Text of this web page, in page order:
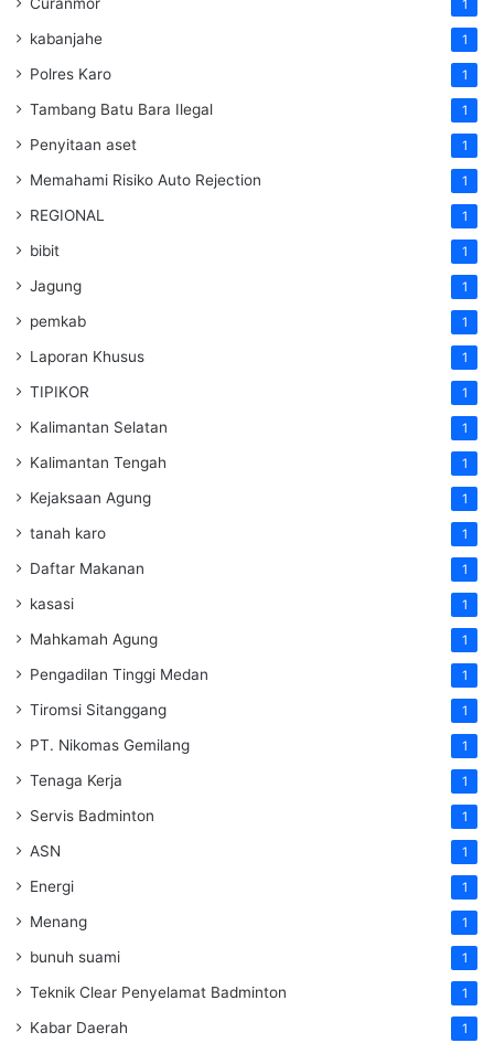
1
kabanjahe 1
Polres Karo 1
Tambang Batu Bara Ilegal 1
Penyitaan aset 1
Memahami Risiko Auto Rejection 1
REGIONAL 1
bibit 1
Jagung 1
pemkab 1
Laporan Khusus 1
TIPIKOR 1
Kalimantan Selatan 1
Kalimantan Tengah 1
Kejaksaan Agung 1
tanah karo 1
Daftar Makanan 1
kasasi 1
Mahkamah Agung 1
Pengadilan Tinggi Medan 1
Tiromsi Sitanggang 1
PT. Nikomas Gemilang 1
Tenaga Kerja 1
Servis Badminton 1
ASN 1
Energi 1
Menang 1
bunuh suami 1
Teknik Clear Penyelamat Badminton 1
Kabar Daerah 1